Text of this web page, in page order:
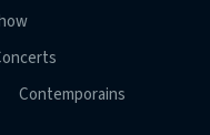
Contemporains